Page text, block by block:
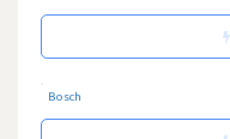
Bosch